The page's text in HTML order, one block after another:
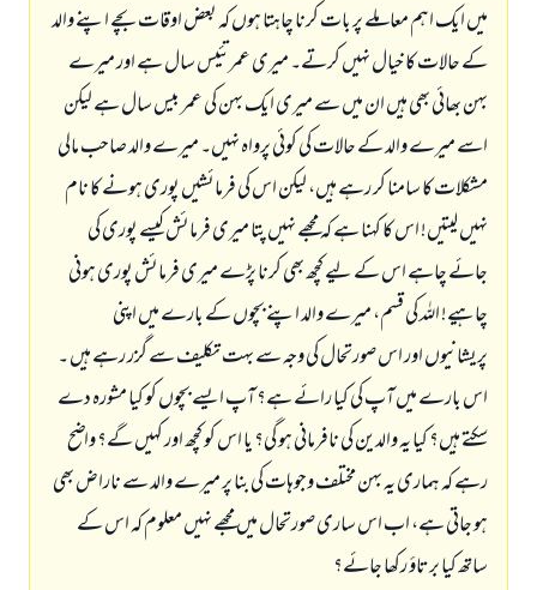
میں ایک اہم معاملے پر بات کرنا چاہتا ہوں کہ بعض اوقات بچے اپنے والد
کے حالات کا خیال نہیں کرتے۔ میری عمر تئیس سال ہے اور میرے
بہن بھائی بھی ہیں ان میں سے میری ایک بہن کی عمر بیس سال ہے لیکن
اسے میرے والد کے حالات کی کوئی پرواہ نہیں۔ میرے والد صاحب مالی
مشکلات کا سامنا کر رہے ہیں، لیکن اس کی فرمائشیں پوری ہونے کا نام
نہیں لیتیں! اس کا کہنا ہے کہ مجھے نہیں پتا میری فرمائش کیسے پوری کی
جائے چاہے اس کے لیے کچھ بھی کرنا پڑے میری فرمائش پوری ہونی
چاہیے! اللہ کی قسم، میرے والد اپنے بچوں کے بارے میں اپنی
پریشانیوں اور اس صورتحال کی وجہ سے بہت تکلیف سے گزر رہے ہیں ۔
اس بارے میں آپ کی کیا رائے ہے؟ آپ ایسے بچوں کو کیا مشورہ دے
سکتے ہیں؟ کیا یہ والدین کی نافرمانی ہو گی؟ یا اس کو کچھ اور کہیں گے؟ واضح
رہے کہ ہماری یہ بہن مختلف وجوہات کی بنا پر میرے والد سے ناراض بھی
ہو جاتی ہے، اب اس ساری صورتحال میں مجھے نہیں معلوم کہ اس کے
ساتھ کیا برتاؤ رکھا جائے؟